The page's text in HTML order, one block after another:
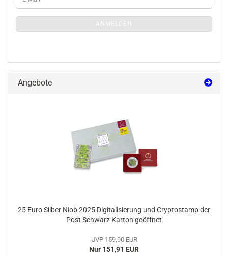
ZUR
Mail
ANMELDEN
Angebote
25 Euro Silber Niob 2025 Digitalisierung und Cryptostamp der
Post Schwarz Karton geöffnet
UVP 159,90 EUR
Nur 151,91 EUR